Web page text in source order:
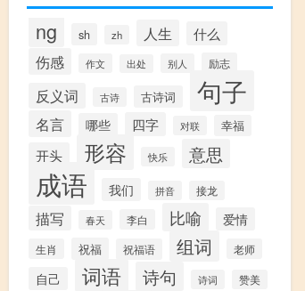
ng sh zh 人生 什么
伤感 作文 出处 别人 励志
反义词 古诗 古诗词 句子
名言 哪些 四字 对联 幸福
开头 形容 快乐 意思
成语 我们 拼音 接龙
描写 春天 李白 比喻 爱情
生肖 祝福 祝福语 组词 老师
自己 词语 诗句 诗词 赞美